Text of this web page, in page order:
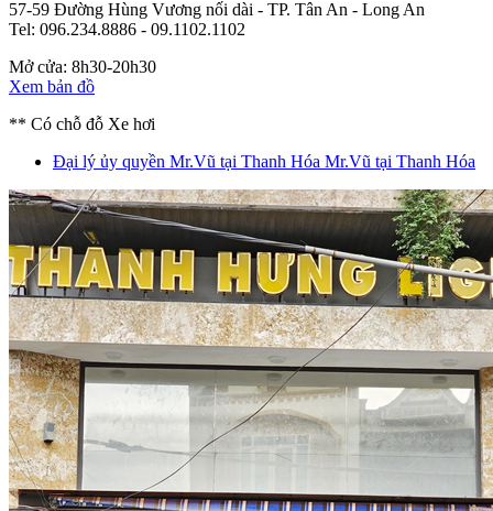
57-59 Đường Hùng Vương nối dài - TP. Tân An - Long An
Tel: 096.234.8886 - 09.1102.1102
Mở cửa: 8h30-20h30
Xem bản đồ
** Có chỗ đỗ Xe hơi
Đại lý ủy quyền Mr.Vũ tại Thanh Hóa Mr.Vũ tại Thanh Hóa